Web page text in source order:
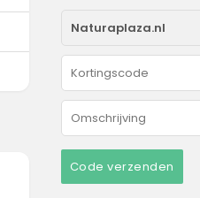
Code verzenden